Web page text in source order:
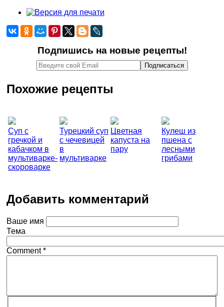
Подпишись на новые рецепты!
Похожие рецепты
Суп с
гречкой и
кабачком в
мультиварке-
скороварке
Турецкий суп
с чечевицей
в
мультиварке
Цветная
капуста на
пару
Кулеш из
пшена с
лесными
грибами
Добавить комментарий
Ваше имя
Тема
Comment*